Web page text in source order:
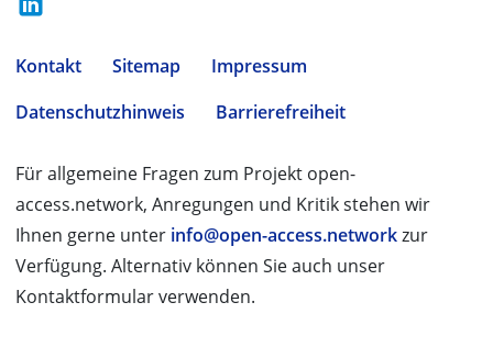
Kontakt Sitemap
Impressum
Datenschutzhinweis
Barrierefreiheit
Für allgemeine Fragen zum Projekt open-
access.network, Anregungen und Kritik stehen wir
Ihnen gerne unter info@open-access.networkzur
Verfügung. Alternativ können Sie auch unser
Kontaktformular verwenden.